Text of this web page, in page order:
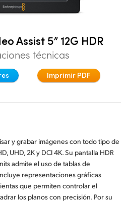
Assist 5” 12G HDR
técnicas
Imprimir PDF
y grabar imágenes con todo tipo de
UHD, 2K y DCI 4K. Su pantalla HDR
admite el uso de tablas de
representaciones gráficas
que permiten controlar el
los planos con precisión. Por su